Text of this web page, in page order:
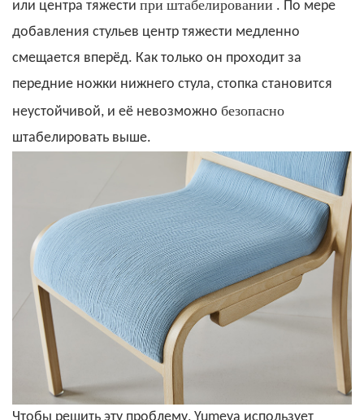
или центра тяжести при штабелировании . По мере
добавления стульев центр тяжести медленно
смещается вперёд. Как только он проходит за
передние ножки нижнего стула, стопка становится
неустойчивой, и её невозможно безопасно
штабелировать выше.